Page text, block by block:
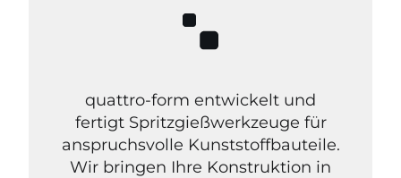
quattro-form entwickelt und
fertigt Spritzgießwerkzeuge für
anspruchsvolle Kunststoffbauteile.
Wir bringen Ihre Konstruktion in